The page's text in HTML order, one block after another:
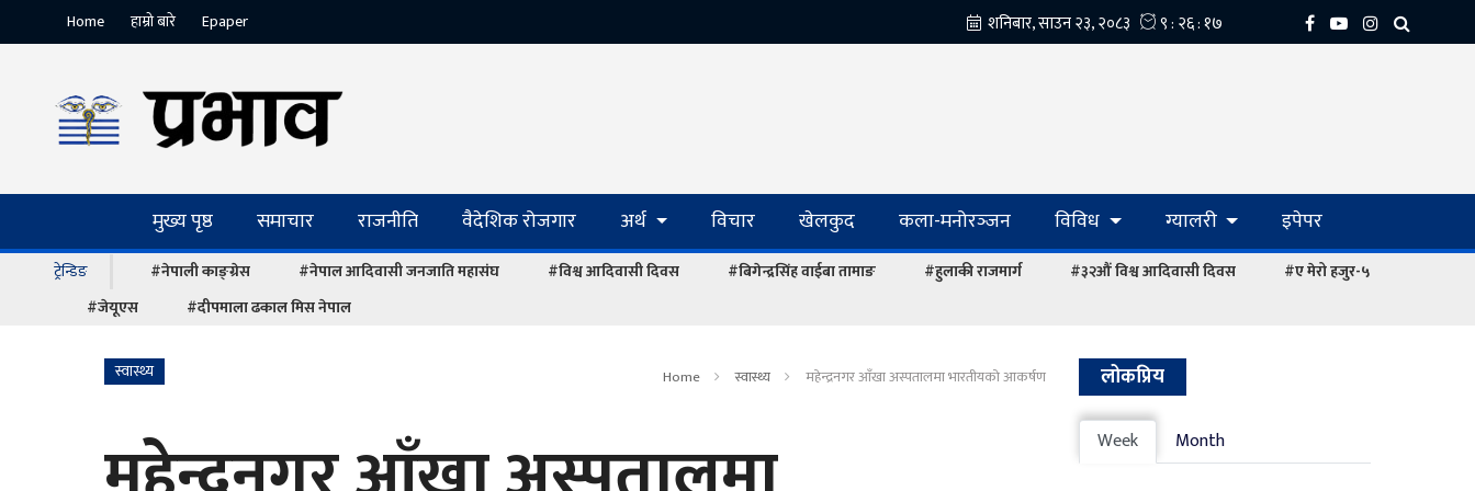
Home हाम्रो बारे Epaper
मुख्य पृष्ठ समाचार राजनीति वैदेशिक रोजगार अर्थ विचार खेलकुद कला-मनोरञ्‍जन विविध ग्यालरी इपेपर
ट्रेन्डिङ #नेपाली काङ्ग्रेस #नेपाल आदिवासी जनजाति महासंघ #विश्व आदिवासी दिवस #बिगेन्द्रसिंह वाईबा तामाङ #हुलाकी राजमार्ग #३२औं विश्व आदिवासी दिवस
#ए मेरो हजुर-५
#जेयूएस
#दीपमाला ढकाल मिस नेपाल
स्वास्थ्य Home स्वास्थ्य महेन्द्रनगर आँखा अस्पतालमा भारतीयको आकर्षण लोकप्रिय
Week Month